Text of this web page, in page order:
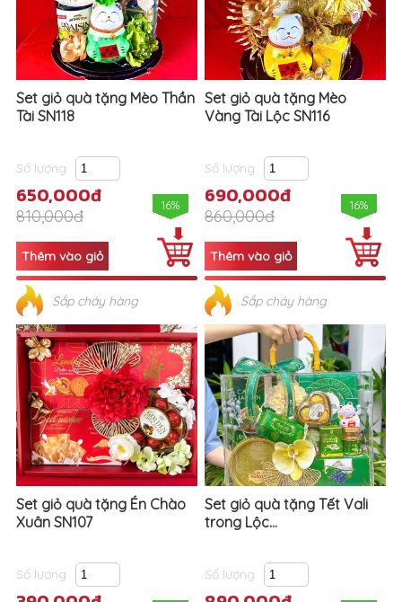
Set giỏ quà tặng Mèo Thần
Tài SN118
Số lượng
650,000đ
810,000đ
16%
Sắp cháy hàng
Set giỏ quà tặng Mèo
Vàng Tài Lộc SN116
Số lượng
690,000đ
860,000đ
16%
Sắp cháy hàng
Set giỏ quà tặng Én Chào
Xuân SN107
Số lượng
Set giỏ quà tặng Tết Vali
trong Lộc...
Số lượng